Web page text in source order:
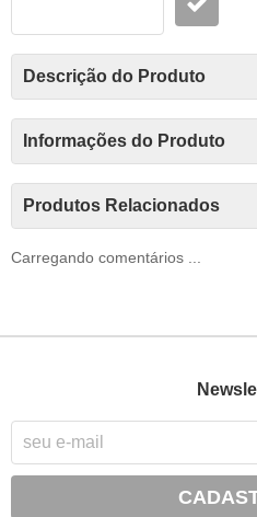
Descrição do Produto
Informações do Produto
Produtos Relacionados
Carregando comentários ...